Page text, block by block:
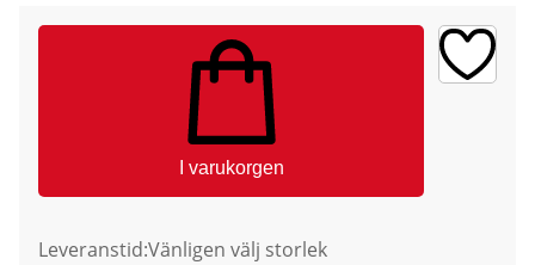
I varukorgen
Leveranstid:Vänligen välj storlek